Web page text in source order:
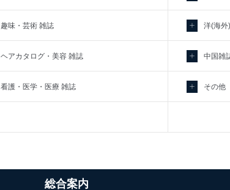
趣味・芸術 雑誌
ヘアカタログ・美容 雑誌
看護・医学・医療 雑誌
洋(海外
中国雑
その他
総合案内